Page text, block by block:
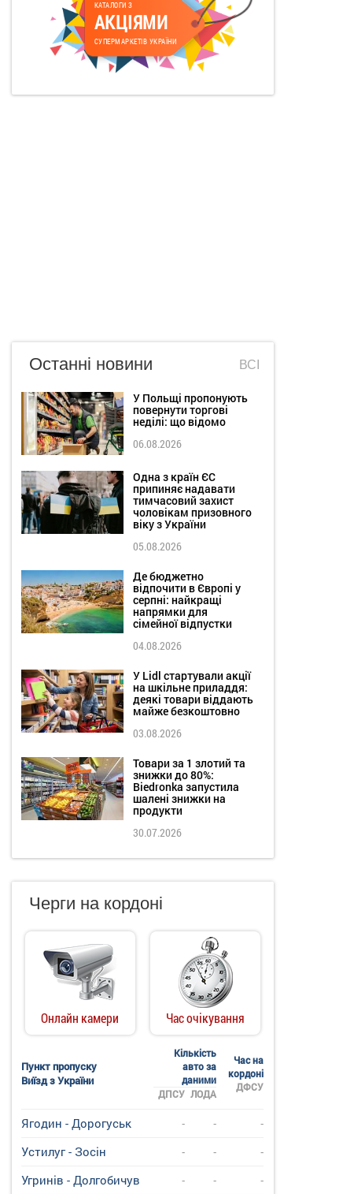
КАТАЛОГИ З
АКЦІЯМИ
СУПЕРМАРКЕТІВ УКРАЇНИ
Останні новини ВСІ
У Польщі пропонують
повернути торгові
неділі: що відомо
06.08.2026
Одна з країн ЄС
припиняє надавати
тимчасовий захист
чоловікам призовного
віку з України
05.08.2026
Де бюджетно
відпочити в Європі у
серпні: найкращі
напрямки для
сімейної відпустки
04.08.2026
У Lidl стартували акції
на шкільне приладдя:
деякі товари віддають
майже безкоштовно
03.08.2026
Товари за 1 злотий та
знижки до 80%:
Biedronka запустила
шалені знижки на
продукти
30.07.2026
Черги на кордоні
Онлайн камери Час очікування
Пункт пропуску
Виїзд з України
Кількість
авто за
даними
Час на
кордоні
ДФСУ
ДПСУ ЛОДА
Ягодин - Дорогуськ - -
-
Устилуг - Зосін
- -
-
Угринiв - Долгобичув
- -
-